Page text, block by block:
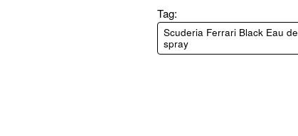
Tag:
Scuderia Ferrari Black Eau
spray